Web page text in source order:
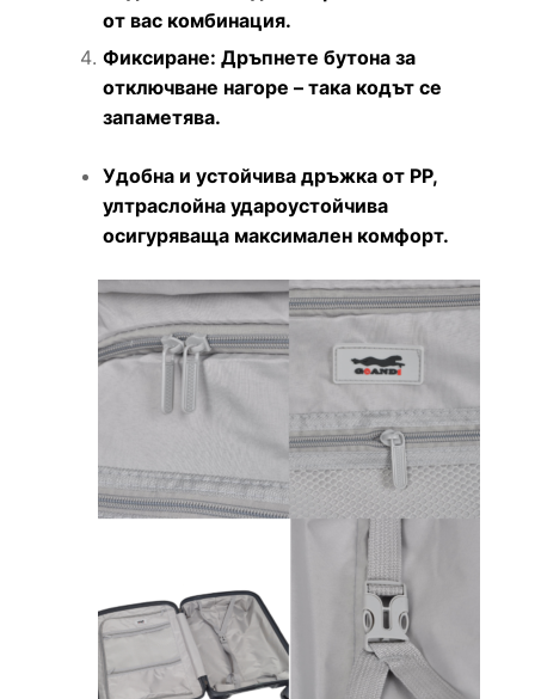
от вас комбинация.
Фиксиране: Дръпнете бутона за
отключване нагоре – така кодът се
запаметява.
Удобна и устойчива дръжка от PP,
ултраслойна удароустойчива
осигуряваща максимален комфорт.